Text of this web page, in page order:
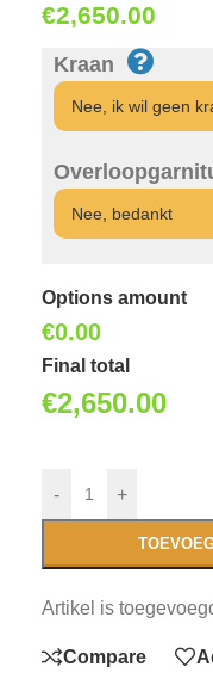
€2,650.00
Kraan
Options amount
€0.00
Final total
€2,650.00
- +
Artikel is
Compare